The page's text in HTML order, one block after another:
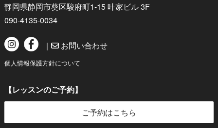
静岡県静岡市葵区駿府町1-15 叶家ビル 3F
090-4135-0034
｜ お問い合わせ
個人情報保護方針について
【レッスンのご予約】
ご予約はこちら